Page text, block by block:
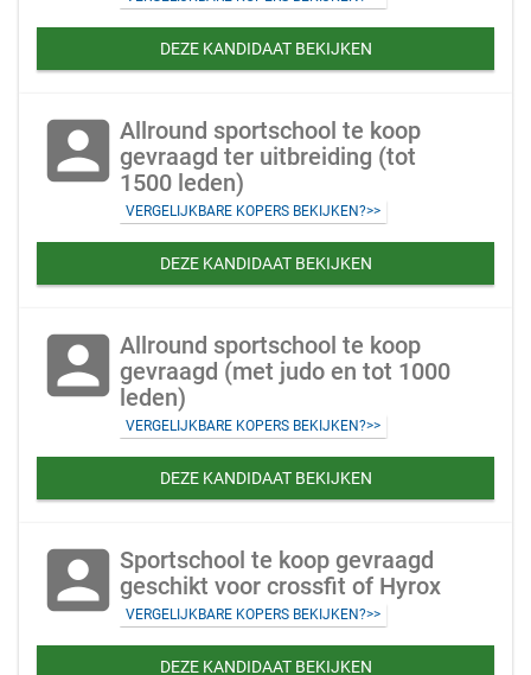
DEZE KANDIDAAT BEKIJKEN
account_box Allround sportschool te koop
gevraagd ter uitbreiding (tot
1500 leden)
VERGELIJKBARE KOPERS BEKIJKEN?>>
DEZE KANDIDAAT BEKIJKEN
account_box Allround sportschool te koop
gevraagd (met judo en tot 1000
leden)
VERGELIJKBARE KOPERS BEKIJKEN?>>
DEZE KANDIDAAT BEKIJKEN
account_box Sportschool te koop gevraagd
geschikt voor crossfit of Hyrox
VERGELIJKBARE KOPERS BEKIJKEN?>>
DEZE KANDIDAAT BEKIJKEN